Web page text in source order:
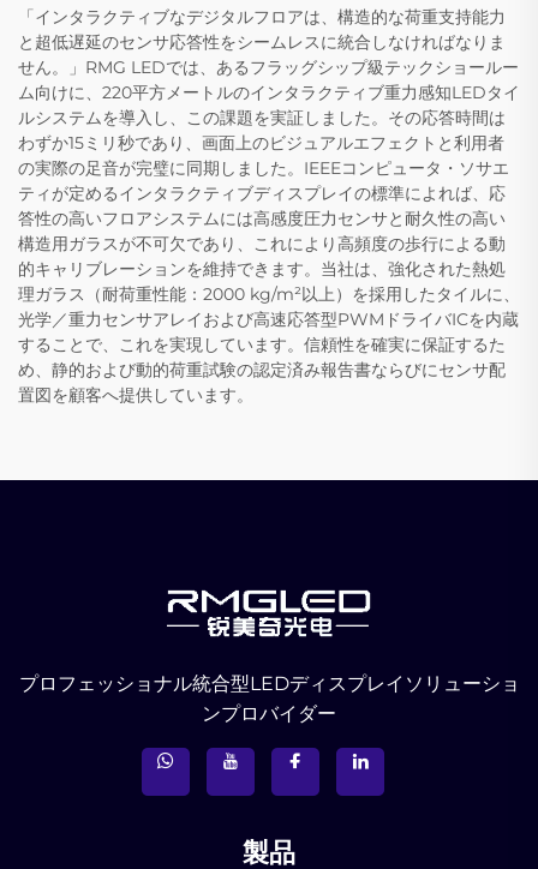
「インタラクティブなデジタルフロアは、構造的な荷重支持能力
と超低遅延のセンサ応答性をシームレスに統合しなければなりま
せん。」RMG LEDでは、あるフラッグシップ級テックショールー
ム向けに、220平方メートルのインタラクティブ重力感知LEDタイ
ルシステムを導入し、この課題を実証しました。その応答時間は
わずか15ミリ秒であり、画面上のビジュアルエフェクトと利用者
の実際の足音が完璧に同期しました。IEEEコンピュータ・ソサエ
ティが定めるインタラクティブディスプレイの標準によれば、応
答性の高いフロアシステムには高感度圧力センサと耐久性の高い
構造用ガラスが不可欠であり、これにより高頻度の歩行による動
的キャリブレーションを維持できます。当社は、強化された熱処
理ガラス（耐荷重性能：2000 kg/m²以上）を採用したタイルに、
光学／重力センサアレイおよび高速応答型PWMドライバICを内蔵
することで、これを実現しています。信頼性を確実に保証するた
め、静的および動的荷重試験の認定済み報告書ならびにセンサ配
置図を顧客へ提供しています。
プロフェッショナル統合型LEDディスプレイソリューショ
ンプロバイダー
製品